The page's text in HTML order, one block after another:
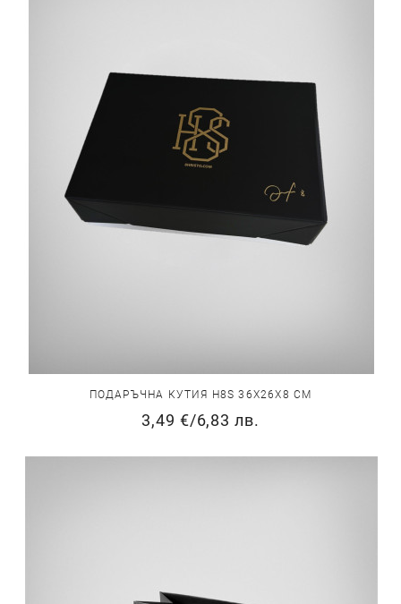
ПОДАРЪЧНА КУТИЯ H8S 36Х26Х8 СМ
3,49 €/6,83 лв.